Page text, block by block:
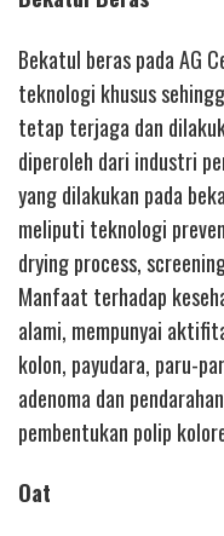
Bekatul beras pada AG
teknologi khusus
tetap terjaga dan
diperoleh dari industri
yang dilakukan pada
meliputi teknologi
drying process,
Manfaat terhadap
alami, mempunyai
kolon, payudara, paru-
adenoma dan
pembentukan polip
Oat